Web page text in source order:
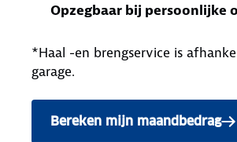
Opzegbaar bij persoonlijke
*Haal -en brengservice is
garage.
Bereken mijn maandbedrag